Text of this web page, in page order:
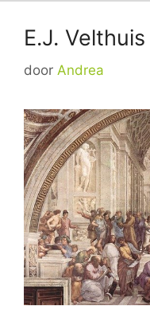
E.J.
door Andrea